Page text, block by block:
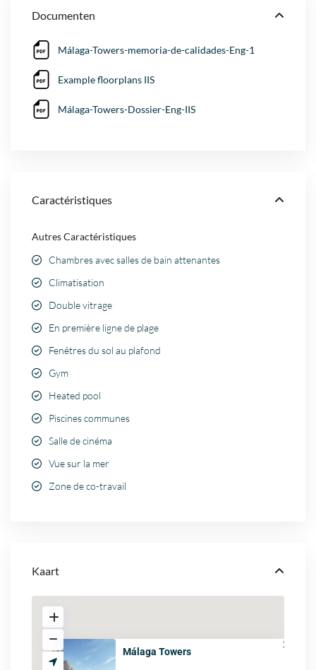
Documenten
Málaga-Towers-memoria-de-calidades-Eng-1
Example floorplans IIS
Málaga-Towers-Dossier-Eng-IIS
Caractéristiques
Autres Caractéristiques
Chambres avec salles de bain attenantes
Climatisation
Double vitrage
En première ligne de plage
Fenêtres du sol au plafond
Gym
Heated pool
Piscines communes
Salle de cinéma
Vue sur la mer
Zone de co-travail
Kaart
Málaga Towers